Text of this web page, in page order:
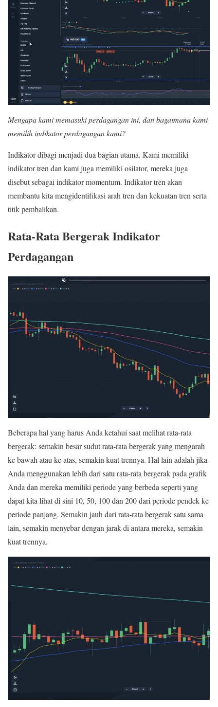
Mengapa kami memasuki perdagangan ini, dan bagaimana kami
memilih indikator perdagangan kami?
Indikator dibagi menjadi dua bagian utama. Kami memiliki
indikator tren dan kami juga memiliki osilator, mereka juga
disebut sebagai indikator momentum. Indikator tren akan
membantu kita mengidentifikasi arah tren dan kekuatan tren serta
titik pembalikan.
Rata-Rata BergerakIndikator
Perdagangan
Beberapa hal yang harus Anda ketahui saat melihat rata-rata
bergerak: semakin besar sudut rata-rata bergerak yang mengarah
ke bawah atau ke atas, semakin kuat trennya. Hal lain adalah jika
Anda menggunakan lebih dari satu rata-rata bergerak pada grafik
Anda dan mereka memiliki periode yang berbeda seperti yang
dapat kita lihat di sini 10, 50, 100 dan 200 dari periode pendek ke
periode panjang. Semakin jauh dari rata-rata bergerak satu sama
lain, semakin menyebar dengan jarak di antara mereka, semakin
kuat trennya.